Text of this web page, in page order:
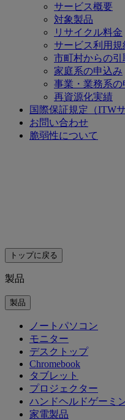
サービス概要
対象製品
リサイクル料金
サービス利用規
市町村からの引
家庭系の申込み
事業・業務系の
再資源化実績
国際保証規定（ITW
お問い合わせ
脆弱性について
トップに戻る
製品
製品
ノートパソコン
モニター
デスクトップ
Chromebook
タブレット
プロジェクター
ハンドヘルドゲーミ
家電製品